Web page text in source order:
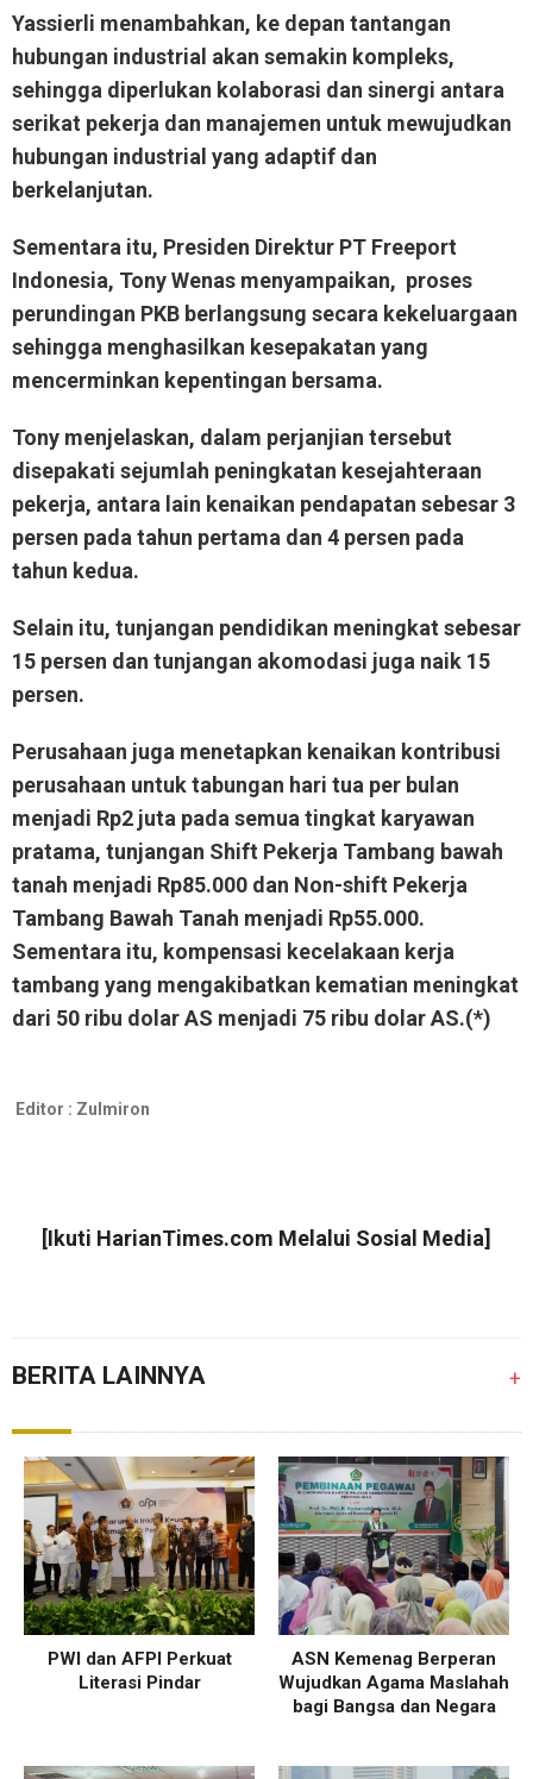
Yassierli menambahkan, ke depan tantangan
hubungan industrial akan semakin kompleks,
sehingga diperlukan kolaborasi dan sinergi antara
serikat pekerja dan manajemen untuk mewujudkan
hubungan industrial yang adaptif dan
berkelanjutan.
Sementara itu, Presiden Direktur PT Freeport
Indonesia, Tony Wenas menyampaikan, proses
perundingan PKB berlangsung secara kekeluargaan
sehingga menghasilkan kesepakatan yang
mencerminkan kepentingan bersama.
Tony menjelaskan, dalam perjanjian tersebut
disepakati sejumlah peningkatan kesejahteraan
pekerja, antara lain kenaikan pendapatan sebesar 3
persen pada tahun pertama dan 4 persen pada
tahun kedua.
Selain itu, tunjangan pendidikan meningkat sebesar
15 persen dan tunjangan akomodasi juga naik 15
persen.
Perusahaan juga menetapkan kenaikan kontribusi
perusahaan untuk tabungan hari tua per bulan
menjadi Rp2 juta pada semua tingkat karyawan
pratama, tunjangan Shift Pekerja Tambang bawah
tanah menjadi Rp85.000 dan Non-shift Pekerja
Tambang Bawah Tanah menjadi Rp55.000.
Sementara itu, kompensasi kecelakaan kerja
tambang yang mengakibatkan kematian meningkat
dari 50 ribu dolar AS menjadi 75 ribu dolar AS.(*)
Editor : Zulmiron
[Ikuti HarianTimes.com Melalui Sosial Media]
BERITA LAINNYA +
PWI dan AFPI Perkuat
Literasi Pindar
ASN Kemenag Berperan
Wujudkan Agama Maslahah
bagi Bangsa dan Negara